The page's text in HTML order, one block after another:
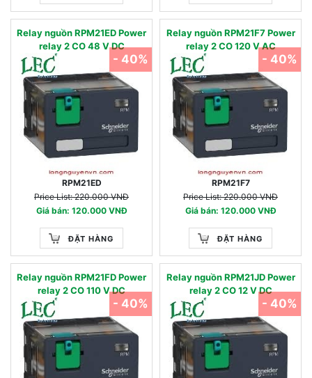
Relay nguồn RPM21ED Power
relay 2 CO 48 V DC
RPM21ED
Price List: 220.000 VNĐ
Giá bán: 120.000 VNĐ
ĐẶT HÀNG
- 40%
Relay nguồn RPM21F7 Power
relay 2 CO 120 V AC
RPM21F7
Price List: 220.000 VNĐ
Giá bán: 120.000 VNĐ
ĐẶT HÀNG
- 40%
Relay nguồn RPM21FD Power
relay 2 CO 110 V DC
- 40%
Relay nguồn RPM21JD Power
relay 2 CO 12 V DC
- 40%